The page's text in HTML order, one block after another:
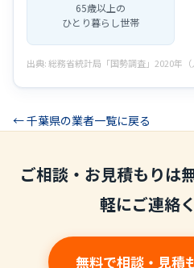
65歳以上の
ひとり暮らし世帯
出典: 総務省統計局「国勢調査」2020年（
← 千葉県の業者一覧に戻る
ご相談・お見積もりは
軽にご連絡
無料で相談・見積